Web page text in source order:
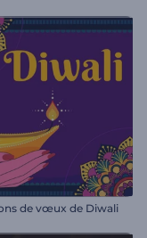
de vœux de Diwali